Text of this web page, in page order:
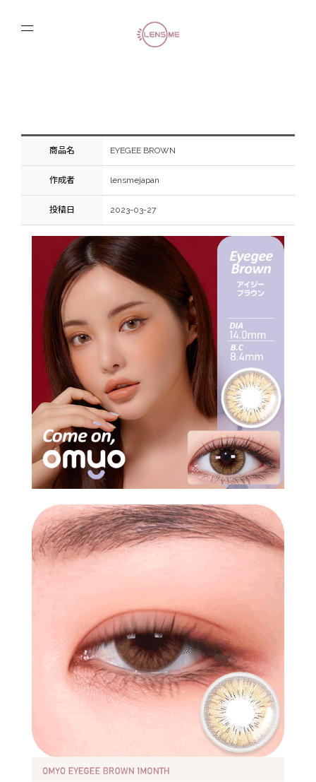
商品名 EYEGEE BROWN
作成者 lensmejapan
投稿日 2023-03-27